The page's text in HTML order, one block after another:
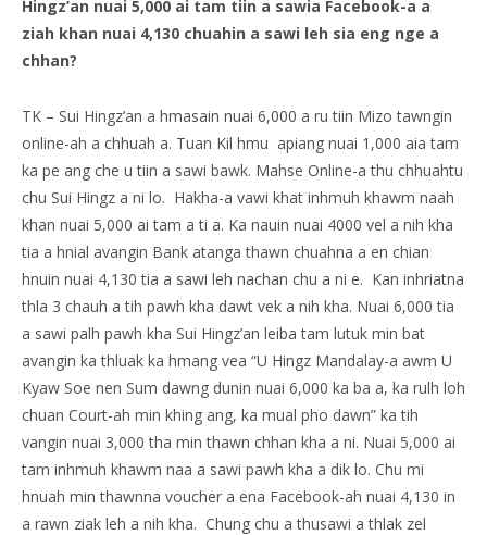
Hingz’an nuai 5,000 ai tam tiin a sawia Facebook-a a
ziah khan nuai 4,130 chuahin a sawi leh sia eng nge a
chhan?
TK – Sui Hingz’an a hmasain nuai 6,000 a ru tiin Mizo tawngin
online-ah a chhuah a. Tuan Kil hmu apiang nuai 1,000 aia tam
ka pe ang che u tiin a sawi bawk. Mahse Online-a thu chhuahtu
chu Sui Hingz a ni lo. Hakha-a vawi khat inhmuh khawm naah
khan nuai 5,000 ai tam a ti a. Ka nauin nuai 4000 vel a nih kha
tia a hnial avangin Bank atanga thawn chuahna a en chian
hnuin nuai 4,130 tia a sawi leh nachan chu a ni e. Kan inhriatna
thla 3 chauh a tih pawh kha dawt vek a nih kha. Nuai 6,000 tia
a sawi palh pawh kha Sui Hingz’an leiba tam lutuk min bat
avangin ka thluak ka hmang vea “U Hingz Mandalay-a awm U
Kyaw Soe nen Sum dawng dunin nuai 6,000 ka ba a, ka rulh loh
chuan Court-ah min khing ang, ka mual pho dawn” ka tih
vangin nuai 3,000 tha min thawn chhan kha a ni. Nuai 5,000 ai
tam inhmuh khawm naa a sawi pawh kha a dik lo. Chu mi
hnuah min thawnna voucher a ena Facebook-ah nuai 4,130 in
a rawn ziak leh a nih kha. Chung chu a thusawi a thlak zel